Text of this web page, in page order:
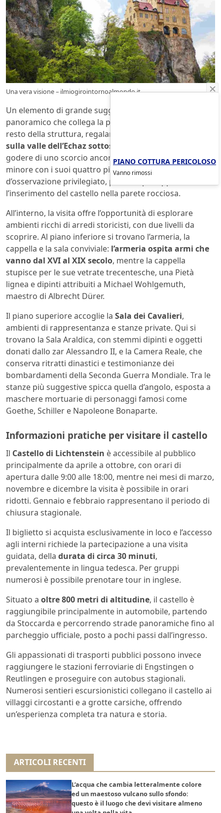
Una vera visione – ilmiogirointornoalmondo.it
Un elemento di grande suggestione è il ponte
panoramico che collega la parte centrale del castello al
resto della struttura, regalando una
sulla valle dell’Echaz sottostante
godere di uno scorcio ancora più spettacolare, la torre
minore con i suoi quattro pinnacoli offre un punto
d’osservazione privilegiato, perfetto per apprezzare
l’inserimento del castello nella parete rocciosa.
All’interno, la visita offre l’opportunità di esplorare
ambienti ricchi di arredi storicisti, con due livelli da
scoprire. Al piano inferiore si trovano l’armeria, la
cappella e la sala conviviale: l’armeria ospita armi che
vanno dal XVI al XIX secolo, mentre la cappella
stupisce per le sue vetrate trecentesche, una Pietà
lignea e dipinti attribuiti a Michael Wohlgemuth,
maestro di Albrecht Dürer.
Il piano superiore accoglie la Sala dei Cavalieri,
ambienti di rappresentanza e stanze private. Qui si
trovano la Sala Araldica, con stemmi dipinti e oggetti
donati dallo zar Alessandro II, e la Camera Reale, che
conserva ritratti dinastici e testimonianze dei
bombardamenti della Seconda Guerra Mondiale. Tra le
stanze più suggestive spicca quella d’angolo, esposta a
maschere mortuarie di personaggi famosi come
Goethe, Schiller e Napoleone Bonaparte.
Informazioni pratiche per visitare il castello
Il Castello di Lichtenstein è accessibile al pubblico
principalmente da aprile a ottobre, con orari di
apertura dalle 9:00 alle 18:00, mentre nei mesi di marzo,
novembre e dicembre la visita è possibile in orari
ridotti. Gennaio e febbraio rappresentano il periodo di
chiusura stagionale.
Il biglietto si acquista esclusivamente in loco e l’accesso
agli interni richiede la partecipazione a una visita
guidata, della durata di circa 30 minuti,
prevalentemente in lingua tedesca. Per gruppi
numerosi è possibile prenotare tour in inglese.
Situato a oltre 800 metri di altitudine, il castello è
raggiungibile principalmente in automobile, partendo
da Stoccarda e percorrendo strade panoramiche fino al
parcheggio ufficiale, posto a pochi passi dall’ingresso.
Gli appassionati di trasporti pubblici possono invece
raggiungere le stazioni ferroviarie di Engstingen o
Reutlingen e proseguire con autobus stagionali.
Numerosi sentieri escursionistici collegano il castello ai
villaggi circostanti e a grotte carsiche, offrendo
un’esperienza completa tra natura e storia.
ARTICOLI RECENTI
L’acqua che cambia letteralmente colore
ed un maestoso vulcano sullo sfondo:
questo è il luogo che devi visitare almeno
PIANO COTTURA PERICOLOSO
Vanno rimossi